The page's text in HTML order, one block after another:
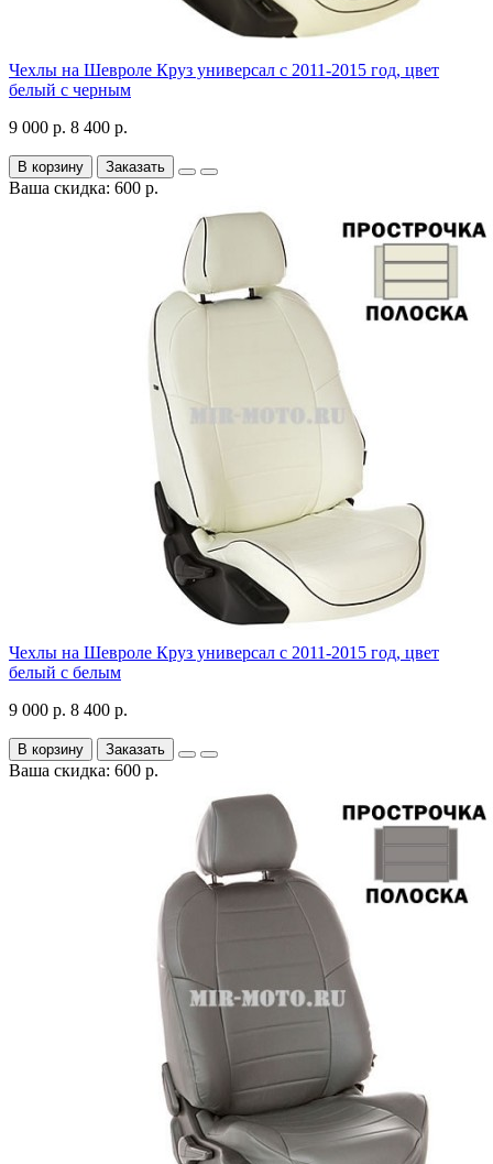
Чехлы на Шевроле Круз универсал с 2011-2015 год, цвет
белый с черным
9 000 р. 8 400 р.
В корзину Заказать
Ваша скидка: 600 р.
Чехлы на Шевроле Круз универсал с 2011-2015 год, цвет
белый с белым
9 000 р. 8 400 р.
В корзину Заказать
Ваша скидка: 600 р.